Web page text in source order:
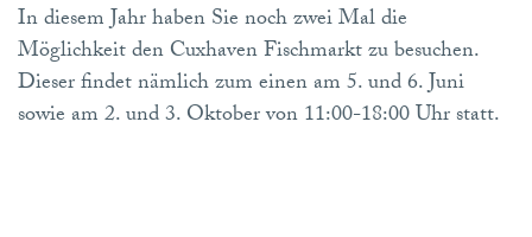
In diesem Jahr haben Sie noch zwei Mal die
Möglichkeit den Cuxhaven Fischmarkt zu besuchen.
Dieser findet nämlich zum einen am 5. und 6. Juni
sowie am 2. und 3. Oktober von 11:00-18:00 Uhr statt.